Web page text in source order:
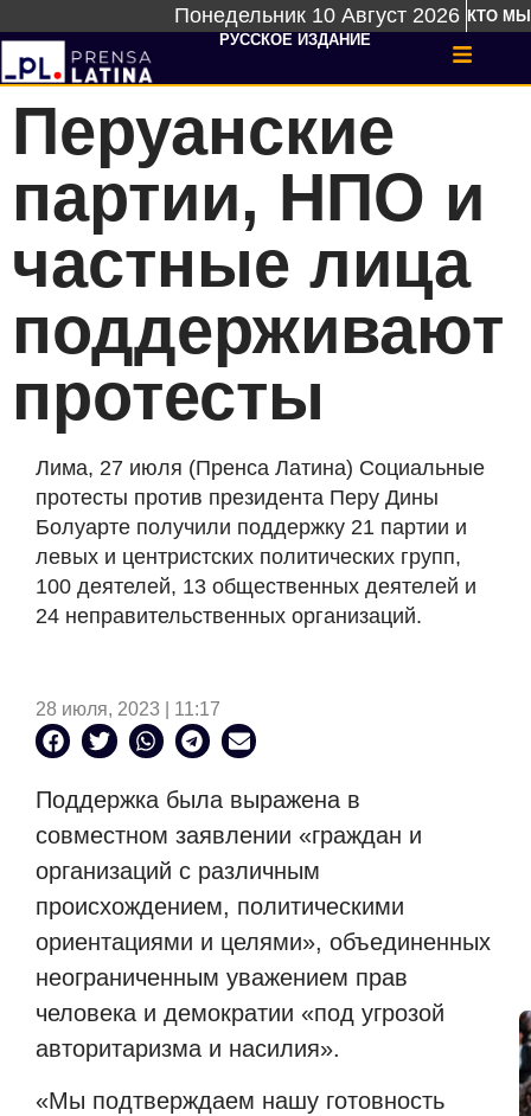
Понедельник 10 Август 2026 КТО МЫ
РУССКОЕ ИЗДАНИЕ
Перуанские
партии, НПО и
частные лица
поддерживают
протесты
Лима, 27 июля (Пренса Латина) Социальные
протесты против президента Перу Дины
Болуарте получили поддержку 21 партии и
левых и центристских политических групп,
100 деятелей, 13 общественных деятелей и
24 неправительственных организаций.
28 июля, 2023 | 11:17
Поддержка была выражена в
совместном заявлении «граждан и
организаций с различным
происхождением, политическими
ориентациями и целями», объединенных
неограниченным уважением прав
человека и демократии «под угрозой
авторитаризма и насилия».
«Мы подтверждаем нашу готовность